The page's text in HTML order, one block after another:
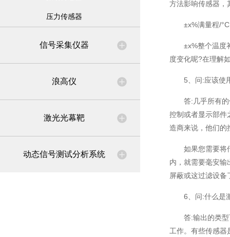
压力传感器
信号采集仪器
浪高仪
激光光幕靶
动态信号测试分析系统
方法影响传感器，
±x%满量程/°C,
±x%整个温度补
度变化呢?在理解
5、问:应该使
答:几乎所有的传
控制或者显示部件
造商来说，他们的
如果您需要将传
内，就需要毫安输
屏蔽或这过滤设备
6、问:什么是
答:输出的类型可
工作。有些传感器